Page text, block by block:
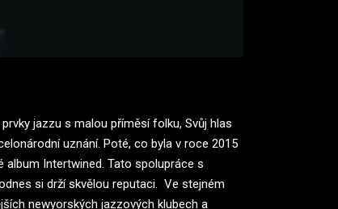
jazzu s malou příměsí folku, Svůj hlas
uznání. Poté, co byla v roce 2015
Intertwined. Tato spolupráce s
si drží skvělou reputaci. Ve stejném
newyorských jazzových klubech a